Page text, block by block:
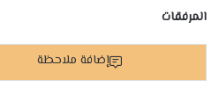
المرفقات
إضافة ملاحظة